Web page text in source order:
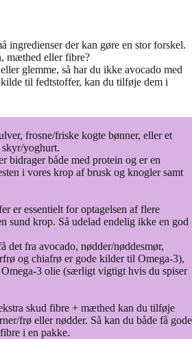
ingredienser der kan gøre en stor forskel.
mæthed eller fibre?
glemme, så har du ikke avocado med
til fedtstoffer, kan du tilføje dem i
frosne/friske kogte bønner, eller et
skyr/yoghurt.
bidrager både med protein og er en
i vores krop af brusk og knogler samt
er essentielt for optagelsen af flere
sund krop. Så udelad endelig ikke en god
det fra avocado, nødder/nøddesmør,
og chiafrø er gode kilder til Omega-3),
3 olie (særligt vigtigt hvis du spiser
skud fibre + mæthed kan du tilføje
frø eller nødder. Så kan du både få gode
i en pakke.